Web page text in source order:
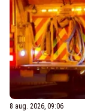
8 aug. 2026, 09:06